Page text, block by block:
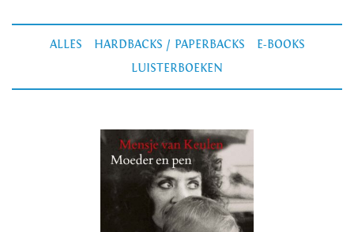
ALLES HARDBACKS / PAPERBACKS
E-BOOKS
LUISTERBOEKEN